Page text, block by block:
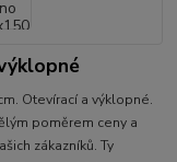
Otevírací a výklopné.
poměrem ceny a
zákazníků. Ty